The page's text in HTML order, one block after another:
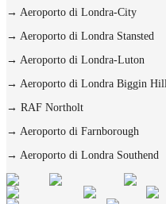
→ Aeroporto di Londra-City
→ Aeroporto di Londra Stansted
→ Aeroporto di Londra-Luton
→ Aeroporto di Londra Biggin
→ RAF Northolt
→ Aeroporto di Farnborough
→ Aeroporto di Londra Southend